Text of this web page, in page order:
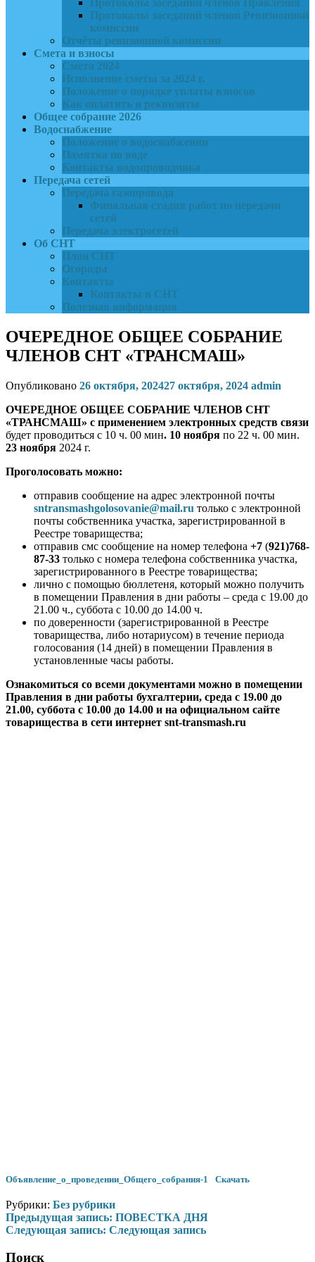
Протоколы заседаний членов Правления
Протоколы заседаний членов Ревизионной
комиссии
Отчёты ревизионной комиссии
Смета и взносы
Смета 2024
Исполнение сметы за 2024 г.
Положение о порядке уплаты взносов
Как оплатить и реквизиты
Общее собрание 2026
Водоснабжение
Положение о водоснабжении
Памятка по воде
Контакты водопроводчика
Передача сетей
Передача газопровода
Финальная стадия работ по передачи
сетей
Передача электросетей
Об СНТ
План СНТ
Огороды
Контакты
Контакты в СНТ
Полезная информация
ОЧЕРЕДНОЕ ОБЩЕЕ СОБРАНИЕ
ЧЛЕНОВ СНТ «ТРАНСМАШ»
Опубликовано 26 октября, 202427 октября, 2024 admin
ОЧЕРЕДНОЕ ОБЩЕЕ СОБРАНИЕ ЧЛЕНОВ СНТ
«ТРАНСМАШ» с применением электронных средств связи
будет проводиться с 10 ч. 00 мин. 10 ноября по 22 ч. 00 мин.
23 ноября 2024 г.
Проголосовать можно:
отправив сообщение на адрес электронной почты
sntransmashgolosovanie@mail.ru только с электронной
почты собственника участка, зарегистрированной в
Реестре товарищества;
отправив смс сообщение на номер телефона +7 (921)768-
87-33 только с номера телефона собственника участка,
зарегистрированного в Реестре товарищества;
лично с помощью бюллетеня, который можно получить
в помещении Правления в дни работы – среда с 19.00 до
21.00 ч., суббота с 10.00 до 14.00 ч.
по доверенности (зарегистрированной в Реестре
товарищества, либо нотариусом) в течение периода
голосования (14 дней) в помещении Правления в
установленные часы работы.
Ознакомиться со всеми документами можно в помещении
Правления в дни работы бухгалтерии, среда с 19.00 до
21.00, суббота с 10.00 до 14.00 и на официальном сайте
товарищества в сети интернет snt-transmash.ru
Объявление_о_проведении_Общего_собрания-1 Скачать
Рубрики: Без рубрики
Навигация
по
записям
Предыдущая запись: ПОВЕСТКА ДНЯ
Следующая запись: Следующая запись
Поиск